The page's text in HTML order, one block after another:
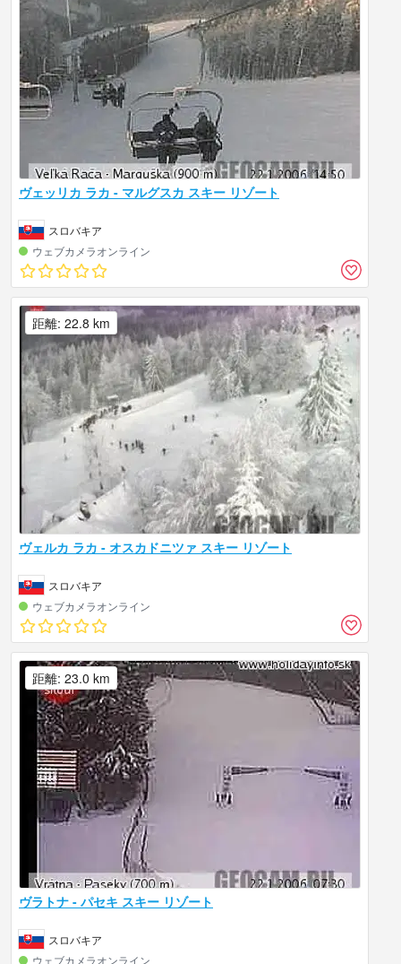
ヴェッリカ ラカ - マルグスカ スキー リゾート
スロバキア
ウェブカメラオンライン
ヴェルカ ラカ - オスカドニツァ スキー リゾート
スロバキア
ウェブカメラオンライン
距離: 22.8 km
ヴラトナ - パセキ スキー リゾート
スロバキア
ウェブカメラオンライン
距離: 23.0 km